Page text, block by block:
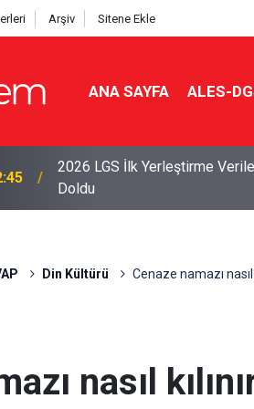
Arşiv Sitene Ekle
ANA SAYFA ALES-
2026 LGS İlk Yerleştirme
Doldu
Din Kültürü Cenaze namazı nasıl
nasıl